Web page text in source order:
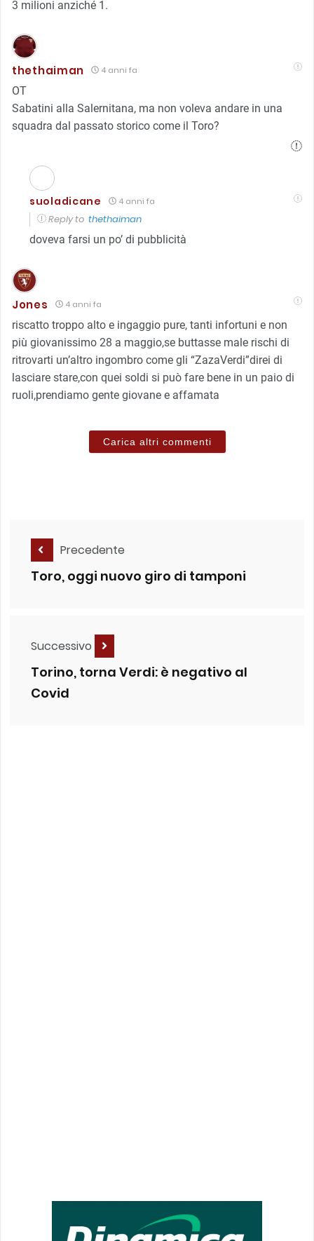
3 milioni anziché 1.
thethaiman 4 anni fa
OT
Sabatini alla Salernitana, ma non voleva andare in una
squadra dal passato storico come il Toro?
suoladicane 4 anni fa
Reply to thethaiman
doveva farsi un po’ di pubblicità
Jones 4 anni fa
riscatto troppo alto e ingaggio pure, tanti infortuni e non
più giovanissimo 28 a maggio,se buttasse male rischi di
ritrovarti un’altro ingombro come gli “ZazaVerdi”direi di
lasciare stare,con quei soldi si può fare bene in un paio di
ruoli,prendiamo gente giovane e affamata
Carica altri commenti
Precedente
Toro, oggi nuovo giro di tamponi
Successivo
Torino, torna Verdi: è negativo al
Covid